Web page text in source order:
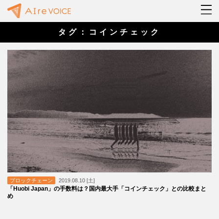
タグ：コインチェック
ブロックチェーン 2019.08.10 [土]
「Huobi Japan」の手数料は？国内最大手「コインチェック」との比較まと
め